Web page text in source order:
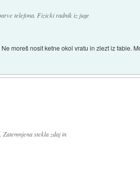
telefona. Fizicki radnik iz juge
moreš nosit ketne okol vratu in zlezt iz fabie.
stekla zdaj in